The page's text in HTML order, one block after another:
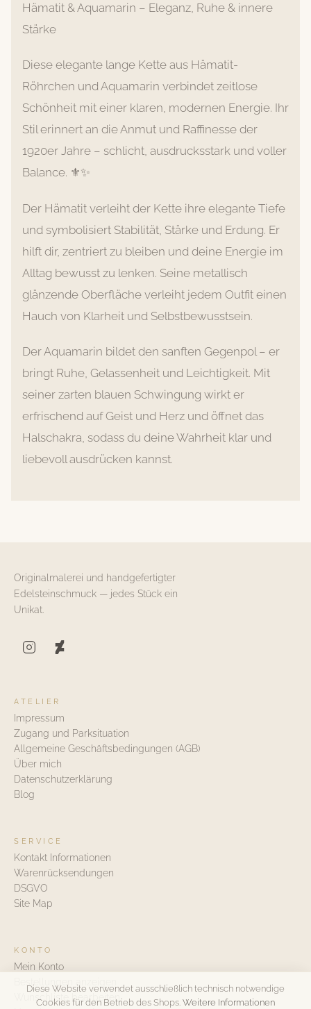
Hämatit & Aquamarin – Eleganz, Ruhe & innere
Stärke
Diese elegante lange Kette aus Hämatit-
Röhrchen und Aquamarin verbindet zeitlose
Schönheit mit einer klaren, modernen Energie. Ihr
Stil erinnert an die Anmut und Raffinesse der
1920er Jahre – schlicht, ausdrucksstark und voller
Balance. ⚜️✨
Der Hämatit verleiht der Kette ihre elegante Tiefe
und symbolisiert Stabilität, Stärke und Erdung. Er
hilft dir, zentriert zu bleiben und deine Energie im
Alltag bewusst zu lenken. Seine metallisch
glänzende Oberfläche verleiht jedem Outfit einen
Hauch von Klarheit und Selbstbewusstsein.
Der Aquamarin bildet den sanften Gegenpol – er
bringt Ruhe, Gelassenheit und Leichtigkeit. Mit
seiner zarten blauen Schwingung wirkt er
erfrischend auf Geist und Herz und öffnet das
Halschakra, sodass du deine Wahrheit klar und
liebevoll ausdrücken kannst.
Originalmalerei und handgefertigter
Edelsteinschmuck — jedes Stück ein
Unikat.
ATELIER
Impressum
Zugang und Parksituation
Allgemeine Geschäftsbedingungen (AGB)
Über mich
Datenschutzerklärung
Blog
SERVICE
Kontakt Informationen
Warenrücksendungen
DSGVO
Site Map
KONTO
Mein Konto
Wunschliste bearbeiten
Diese Website verwendet ausschließlich technisch notwendige
Cookies für den Betrieb des Shops. Weitere Informationen